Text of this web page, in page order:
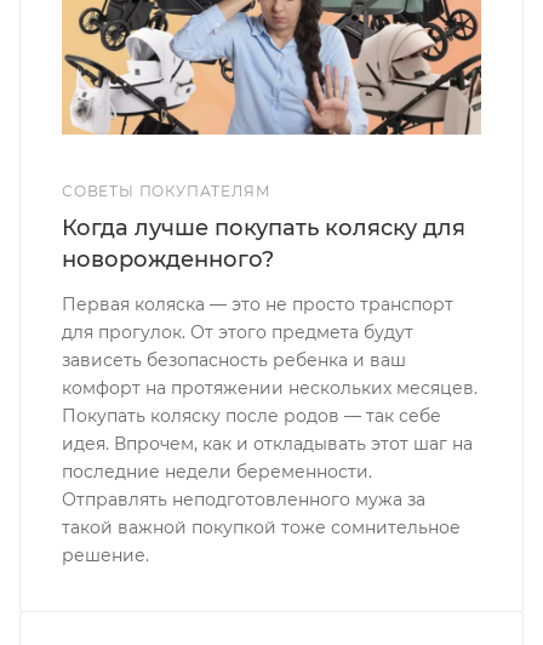
СОВЕТЫ ПОКУПАТЕЛЯМ
Когда лучше покупать коляску для
новорожденного?
Первая коляска — это не просто транспорт
для прогулок. От этого предмета будут
зависеть безопасность ребенка и ваш
комфорт на протяжении нескольких месяцев.
Покупать коляску после родов — так себе
идея. Впрочем, как и откладывать этот шаг на
последние недели беременности.
Отправлять неподготовленного мужа за
такой важной покупкой тоже сомнительное
решение.